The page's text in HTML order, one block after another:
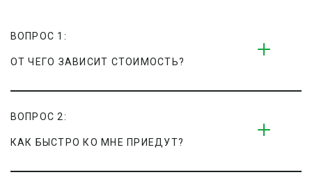
ВОПРОС 1:
ОТ ЧЕГО ЗАВИСИТ СТОИМОСТЬ?
ВОПРОС 2:
КАК БЫСТРО КО МНЕ ПРИЕДУТ?